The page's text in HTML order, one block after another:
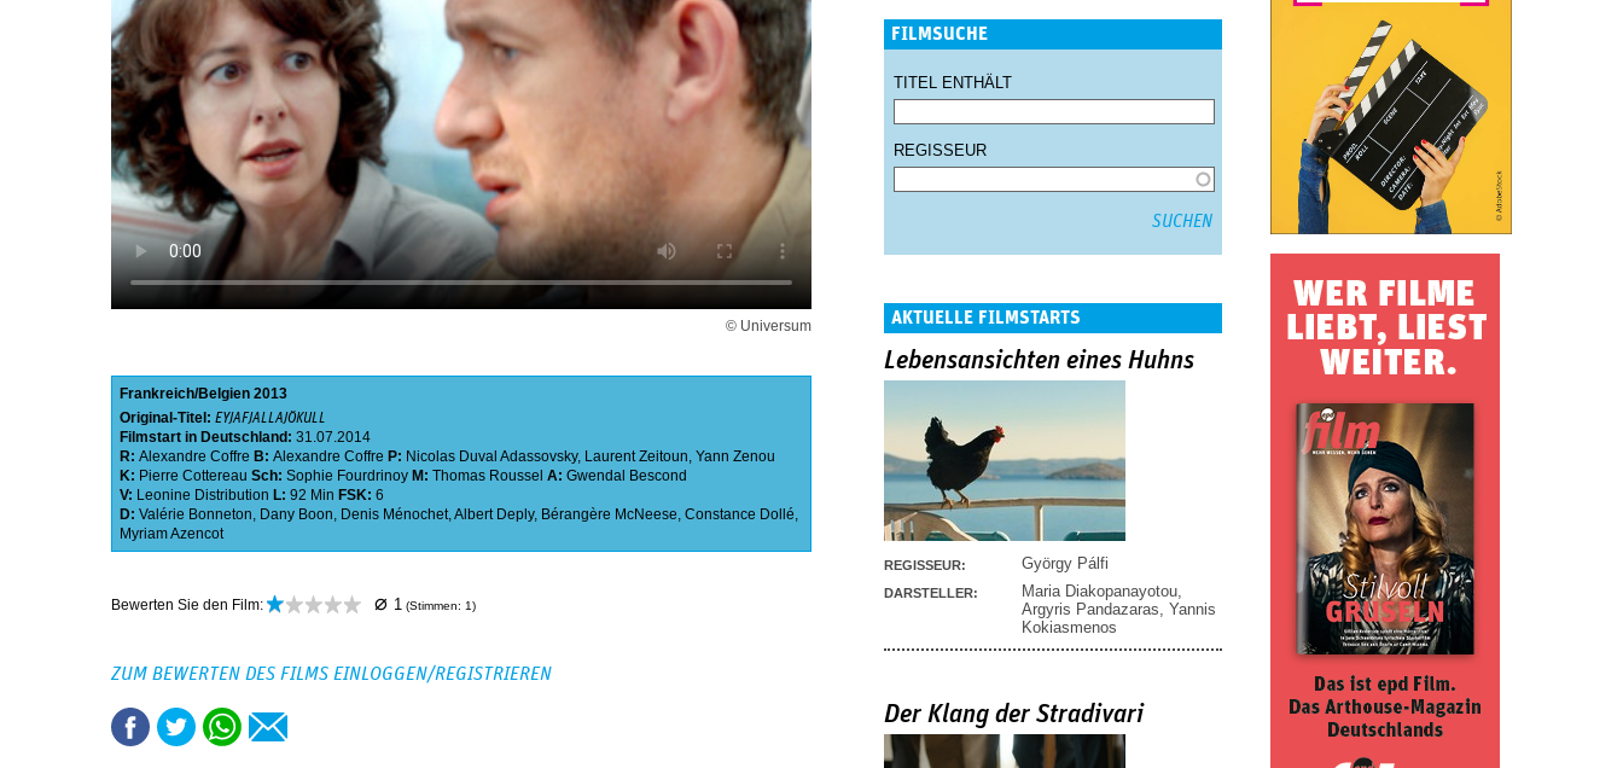
© Universum
Frankreich Belgien 2013
Original-Titel: EYJAFJALLAJÖKULL
Filmstart in Deutschland: 31.07.2014
R: Alexandre Coffre B: Alexandre Coffre P: Nicolas Duval Adassovsky, Laurent Zeitoun, Yann Zenou
K: Pierre Cottereau Sch: Sophie Fourdrinoy M: Thomas Roussel A: Gwendal Bescond
V: Leonine Distribution L: 92 Min FSK: 6
D: Valérie Bonneton, Dany Boon, Denis Ménochet,Albert Deply, Bérangère McNeese, Constance Dollé,
Myriam Azencot
Bewerten Sie den Film: ⌀ 1 (Stimmen: 1)
ZUM BEWERTEN DES FILMS EINLOGGEN/REGISTRIEREN
FILMSUCHE
TITEL ENTHÄLT
REGISSEUR
AKTUELLE FILMSTARTS
Lebensansichten eines Huhns
REGISSEUR: György Pálfi
DARSTELLER: Maria Diakopanayotou
Argyris Pandazaras Yannis
Kokiasmenos
Der Klang der Stradivari